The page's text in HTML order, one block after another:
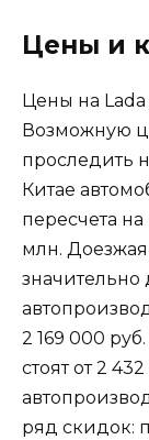
Цены и
Цены на Lada
Возможную
проследить
Китае
пересчета
млн.
значительно
2 169 000
стоят от 2
ряд скидок: